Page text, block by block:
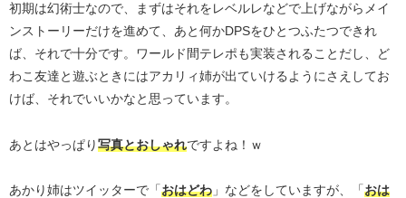
初期は幻術士なので、まずはそれをレベルレなどで上げながらメイ
ンストーリーだけを進めて、あと何かDPSをひとつふたつできれ
ば、それで十分です。ワールド間テレポも実装されることだし、ど
わこ友達と遊ぶときにはアカリィ姉が出ていけるようにさえしてお
けば、それでいいかなと思っています。
あとはやっぱり写真とおしゃれですよね！ｗ
あかり姉はツイッターで「おはどわ 」などをしていますが、「おは